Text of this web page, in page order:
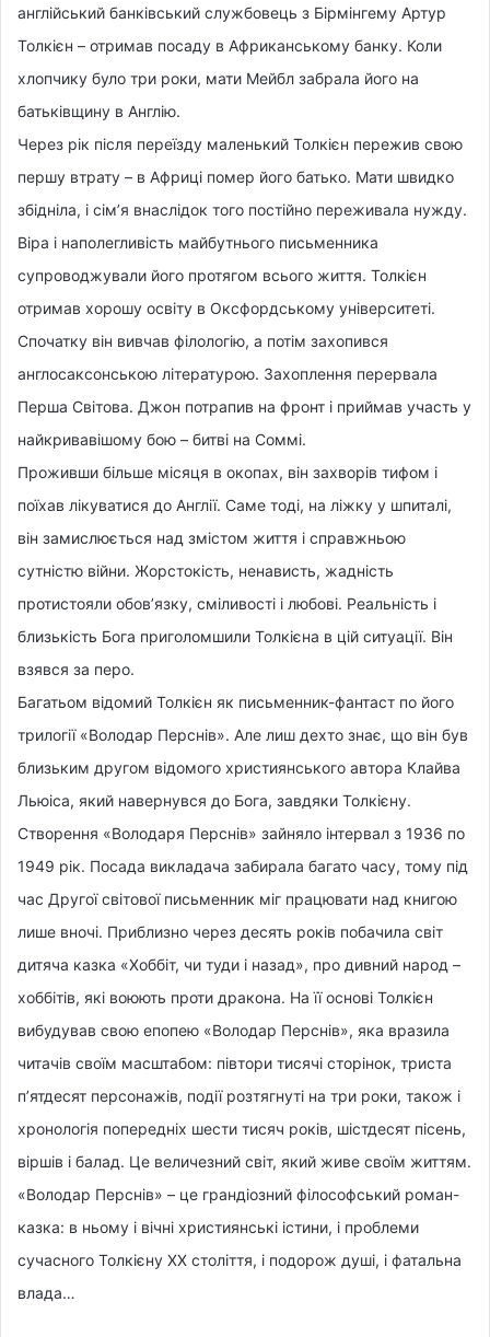
англійський банківський службовець з Бірмінгему Артур
Толкієн – отримав посаду в Африканському банку. Коли
хлопчику було три роки, мати Мейбл забрала його на
батьківщину в Англію.
Через рік після переїзду маленький Толкієн пережив свою
першу втрату – в Африці помер його батько. Мати швидко
збідніла, і сім’я внаслідок того постійно переживала нужду.
Віра і наполегливість майбутнього письменника
супроводжували його протягом всього життя. Толкієн
отримав хорошу освіту в Оксфордському університеті.
Спочатку він вивчав філологію, а потім захопився
англосаксонською літературою. Захоплення перервала
Перша Світова. Джон потрапив на фронт і приймав участь у
найкривавішому бою – битві на Соммі.
Проживши більше місяця в окопах, він захворів тифом і
поїхав лікуватися до Англії. Саме тоді, на ліжку у шпиталі,
він замислюється над змістом життя і справжньою
сутністю війни. Жорстокість, ненависть, жадність
протистояли обов’язку, сміливості і любові. Реальність і
близькість Бога приголомшили Толкієна в цій ситуації. Він
взявся за перо.
Багатьом відомий Толкієн як письменник-фантаст по його
трилогії «Володар Перснів». Але лиш дехто знає, що він був
близьким другом відомого християнського автора Клайва
Льюіса, який навернувся до Бога, завдяки Толкієну.
Створення «Володаря Перснів» зайняло інтервал з 1936 по
1949 рік. Посада викладача забирала багато часу, тому під
час Другої світової письменник міг працювати над книгою
лише вночі. Приблизно через десять років побачила світ
дитяча казка «Хоббіт, чи туди і назад», про дивний народ –
хоббітів, які воюють проти дракона. На її основі Толкієн
вибудував свою епопею «Володар Перснів», яка вразила
читачів своїм масштабом: півтори тисячі сторінок, триста
п’ятдесят персонажів, події розтягнуті на три роки, також і
хронологія попередніх шести тисяч років, шістдесят пісень,
віршів і балад. Це величезний світ, який живе своїм життям.
«Володар Перснів» – це грандіозний філософський роман-
казка: в ньому і вічні християнські істини, і проблеми
сучасного Толкієну XX століття, і подорож душі, і фатальна
влада…